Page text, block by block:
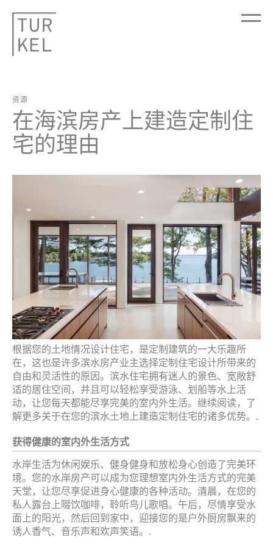
资源
在海滨房产上建造定制住
宅的理由
根据您的土地情况设计住宅，是定制建筑的一大乐趣所
在，这也是许多滨水房产业主选择定制住宅设计所带来的
自由和灵活性的原因。滨水住宅拥有迷人的景色、宽敞舒
适的居住空间，并且可以轻松享受游泳、划船等水上活
动，让您每天都能尽享完美的室内外生活。继续阅读，了
解更多关于在您的滨水土地上建造定制住宅的诸多优势。.
获得健康的室内外生活方式
水岸生活为休闲娱乐、健身健身和放松身心创造了完美环
境。您的水岸房产可以成为您理想室内外生活方式的完美
天堂，让您尽享促进身心健康的各种活动。清晨，在您的
私人露台上啜饮咖啡，聆听鸟儿歌唱。午后，尽情享受水
面上的阳光，然后回到家中，迎接您的是户外厨房飘来的
诱人香气、音乐声和欢声笑语。.